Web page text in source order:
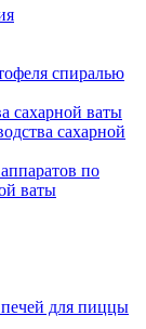
спиралью
сахарной ваты
сахарной
по
ваты
для пиццы